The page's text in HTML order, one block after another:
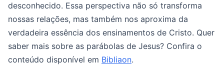
desconhecido. Essa perspectiva não só transforma
nossas relações, mas também nos aproxima da
verdadeira essência dos ensinamentos de Cristo. Quer
saber mais sobre as parábolas de Jesus? Confira o
conteúdo disponível em Bibliaon.